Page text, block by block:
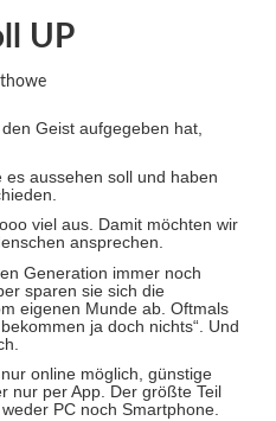
UP
Geist aufgegeben hat,
aussehen soll und haben
viel aus. Damit möchten wir
ansprechen.
Generation immer noch
sparen sie sich die
eigenen Munde ab. Oftmals
ja doch nichts“. Und
online möglich, günstige
nur per App. Der größte Teil
PC noch Smartphone.